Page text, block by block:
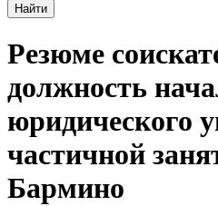
Найти
Резюме
должность
юридического
частичной
Бармино